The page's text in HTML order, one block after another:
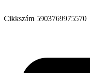
Cikkszám 5903769975570